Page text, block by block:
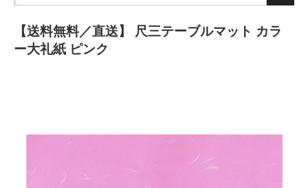
【送料無料／直送】 尺三テーブルマット カラ
ー大礼紙 ピンク